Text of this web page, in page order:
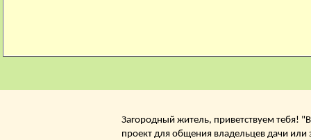
Загородный житель, приветствуем тебя!
проект для общения владельцев дачи или